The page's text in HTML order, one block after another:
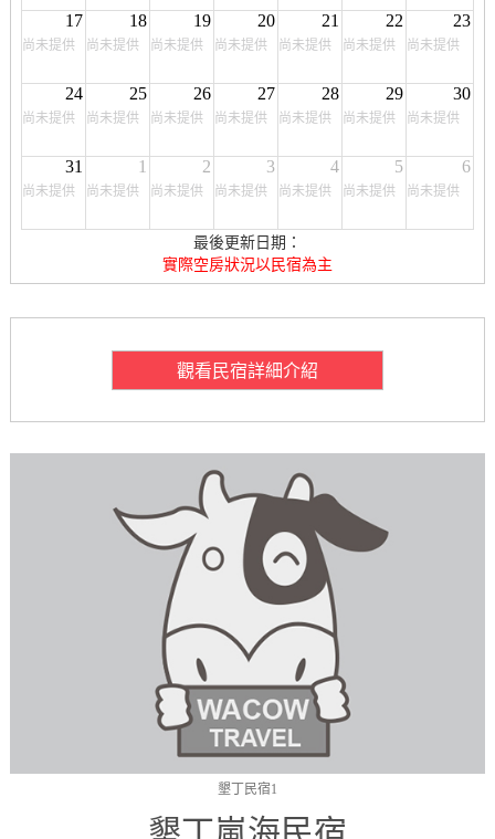
17
尚未提供
18
尚未提供
19
尚未提供
20
尚未提供
21
尚未提供
22
尚未提供
23
尚未提供
24
尚未提供
25
尚未提供
26
尚未提供
27
尚未提供
28
尚未提供
29
尚未提供
30
尚未提供
31
尚未提供
1
尚未提供
2
尚未提供
3
尚未提供
4
尚未提供
5
尚未提供
6
尚未提供
最後更新日期：
實際空房狀況以民宿為主
觀看民宿詳細介紹
墾丁民宿1
墾丁嵐海民宿